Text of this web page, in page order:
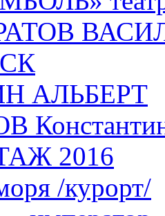
АЛЬБЕРТ
2016
/курорт/